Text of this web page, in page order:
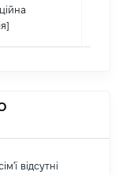
відсутні